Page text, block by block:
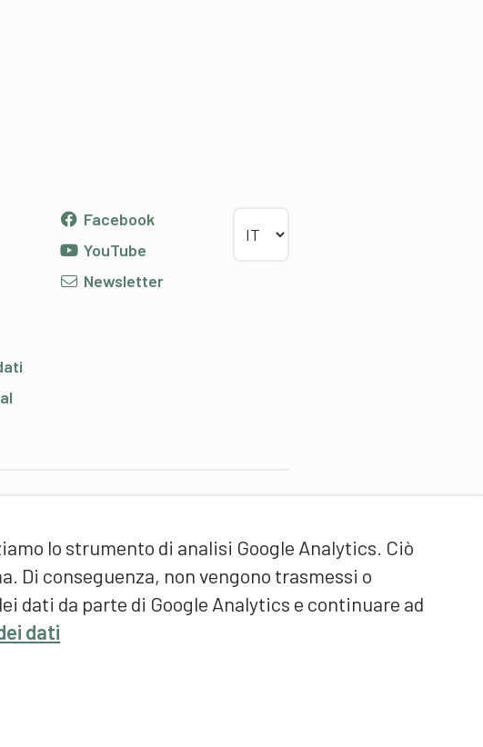
lo strumento di analisi Google Analytics. Ciò
Di conseguenza, non vengono trasmessi o
dati da parte di Google Analytics e continuare ad
dati
Facebook
YouTube
Newsletter
Scuola universitaria federale
dello Sport Macolin SUFSM
(DE/FR)